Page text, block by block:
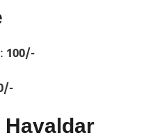
100/-
Havaldar